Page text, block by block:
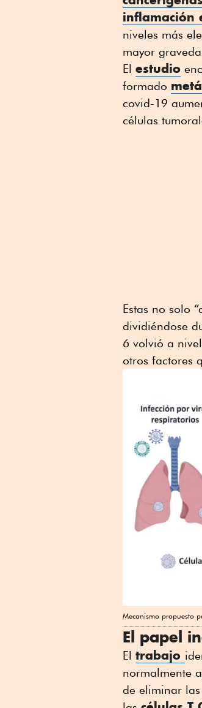
inflamación
niveles más
mayor
El estudio
formado
covid-19
células
Estas no solo
dividiéndose
6 volvió a
otros factores
Mecanismo propuesto
El papel
El trabajo
normalmente
de eliminar